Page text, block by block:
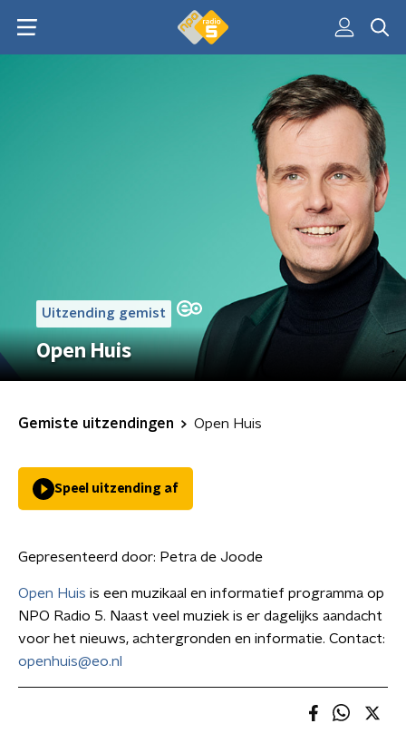
Uitzending gemist
Open Huis
Gemiste uitzendingen Open Huis
Speel uitzending af
Gepresenteerd door: Petra de Joode
Open Huis is een muzikaal en informatief programma op
NPO Radio 5. Naast veel muziek is er dagelijks aandacht
voor het nieuws, achtergronden en informatie. Contact:
openhuis@eo.nl